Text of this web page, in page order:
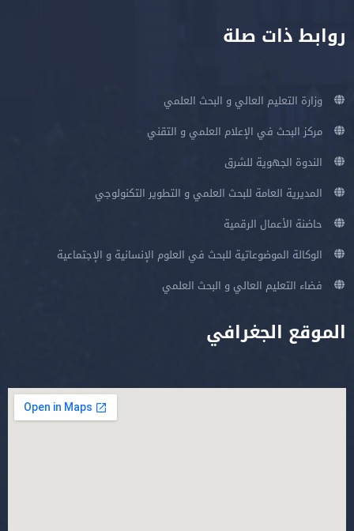
روابط ذات صلة
وزارة التعليم العالي و البحث العلمي
مركز البحث في الإعلام العلمي و التقني
الندوة الجهوية للشرق
المديرية العامة للبحث العلمي و التطوير التكنولوجي
حاضنة الأعمال الرقمية
الوكالة الموضوعاتية للبحث في العلوم الإنسانية و الإجتماعية
فضاء التعليم العالي و البحث العلمي
الموقع الجغرافي